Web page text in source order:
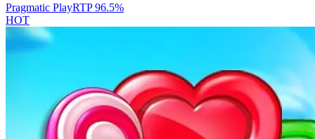
Pragmatic PlayRTP96.5%
HOT